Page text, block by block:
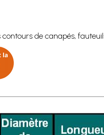
de canapés,